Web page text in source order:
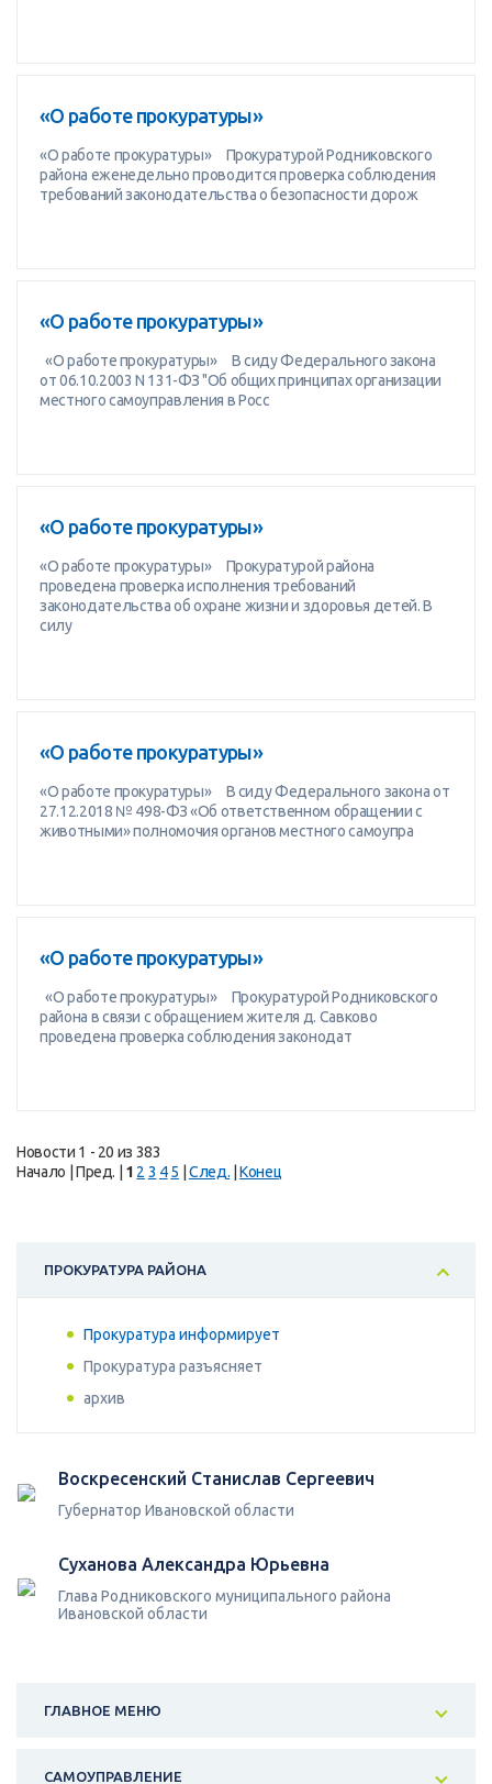
«О работе прокуратуры»
«О работе прокуратуры» Прокуратурой Родниковского
района еженедельно проводится проверка соблюдения
требований законодательства о безопасности дорож
«О работе прокуратуры»
«О работе прокуратуры» В сиду Федерального закона
от 06.10.2003 N 131-ФЗ "Об общих принципах организации
местного самоуправления в Росс
«О работе прокуратуры»
«О работе прокуратуры» Прокуратурой района
проведена проверка исполнения требований
законодательства об охране жизни и здоровья детей. В
силу
«О работе прокуратуры»
«О работе прокуратуры» В сиду Федерального закона от
27.12.2018 № 498-ФЗ «Об ответственном обращении с
животными» полномочия органов местного самоупра
«О работе прокуратуры»
«О работе прокуратуры» Прокуратурой Родниковского
района в связи с обращением жителя д. Савково
проведена проверка соблюдения законодат
Новости 1 - 20 из 383
Начало | Пред. | 1 2 3 4 5 След. |Конец
ПРОКУРАТУРА РАЙОНА
Прокуратура информирует
Прокуратура разъясняет
архив
Воскресенский Станислав Сергеевич
Губернатор Ивановской области
Суханова Александра Юрьевна
Глава Родниковского муниципального района
Ивановской области
ГЛАВНОЕ МЕНЮ
САМОУПРАВЛЕНИЕ